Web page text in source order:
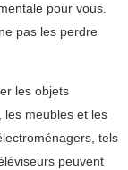
pour vous.
pas les perdre
les objets
les meubles et les
tels
peuvent